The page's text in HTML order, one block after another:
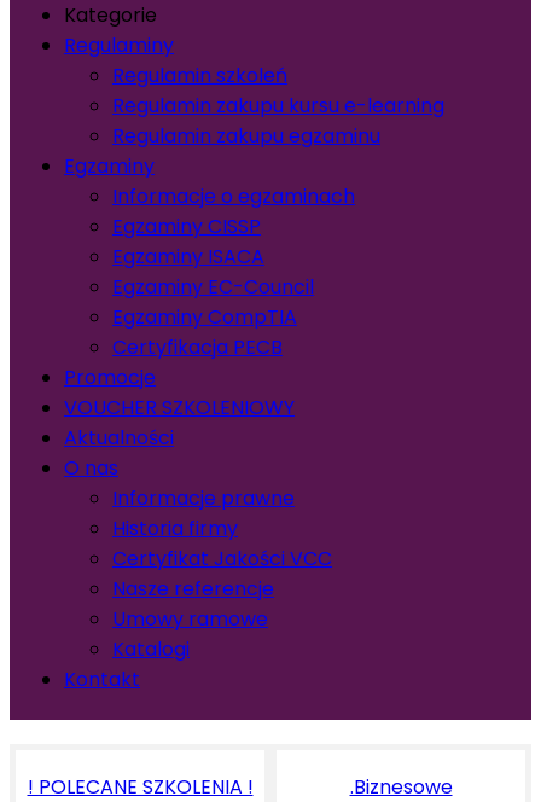
Kategorie
Regulaminy
Regulamin szkoleń
Regulamin zakupu kursu e-learning
Regulamin zakupu egzaminu
Egzaminy
Informacje o egzaminach
Egzaminy CISSP
Egzaminy ISACA
Egzaminy EC-Council
Egzaminy CompTIA
Certyfikacja PECB
Promocje
VOUCHER SZKOLENIOWY
Aktualności
O nas
Informacje prawne
Historia firmy
Certyfikat Jakości VCC
Nasze referencje
Umowy ramowe
Katalogi
Kontakt
! POLECANE SZKOLENIA ! .Biznesowe